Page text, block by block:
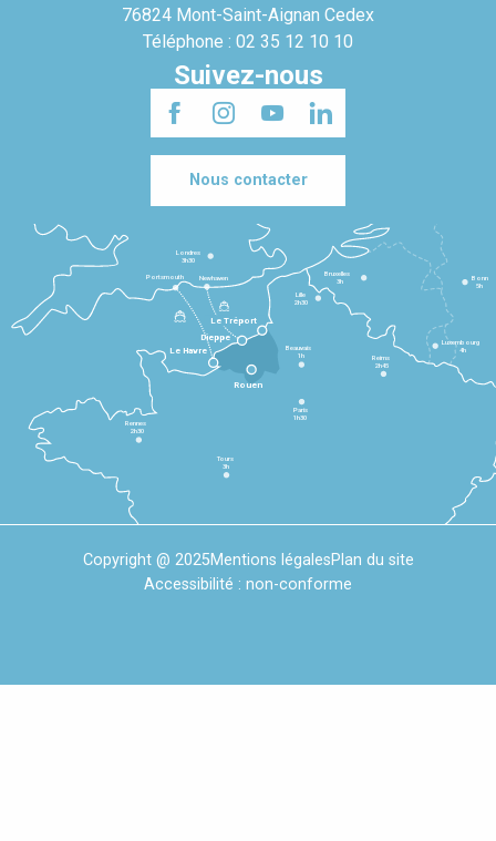
76824 Mont-Saint-Aignan Cedex
Téléphone : 02 35 12 10 10
Suivez-nous
Nous contacter
Le Havre
Dieppe
Le Tréport
Rennes
2h30
Tours
3h
Paris
1h30
Beauvais
1h
Reims
2h45
Lille
2h30
Bruxelles
3h
Londres
3h30
Newhaven
Portsmouth
Bonn
5h
Luxembourg
4h
Rouen
Copyright @ 2025Mentions légalesPlan du site
Accessibilité : non-conforme